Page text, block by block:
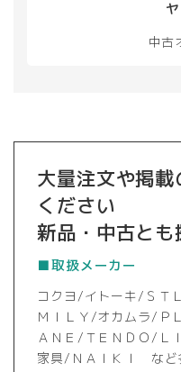
中古
大量注文や掲
ください
新品・中古とも
■取扱メーカー
コクヨ/イトーキ/ＳＴ
ＭＩＬＹ/オカムラ/Ｐ
ＡＮＥ/ＴＥＮＤＯ/Ｌ
家具/ＮＡＩＫＩ など